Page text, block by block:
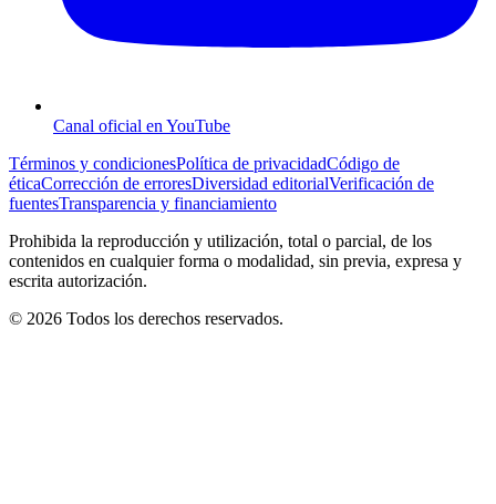
Canal oficial en YouTube
Términos y condicionesPolítica de privacidadCódigo de
éticaCorrección de erroresDiversidad editorialVerificación de
fuentesTransparencia y financiamiento
Prohibida la reproducción y utilización, total o parcial, de los
contenidos en cualquier forma o modalidad, sin previa, expresa y
escrita autorización.
© 2026 Todos los derechos reservados.